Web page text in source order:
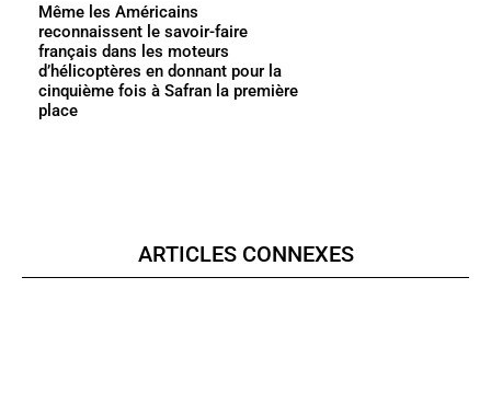
Même les Américains
reconnaissent le savoir-faire
français dans les moteurs
d’hélicoptères en donnant pour la
cinquième fois à Safran la première
place
ARTICLES CONNEXES